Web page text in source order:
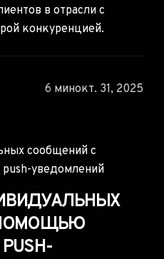
в отрасли с
конкуренцией.
6 минокт. 31, 2025